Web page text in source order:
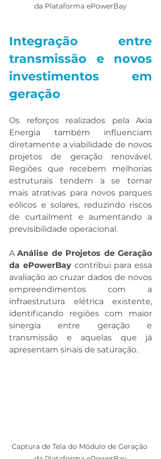
da Plataforma ePowerBay
Integração entre
transmissão e novos
investimentos em
geração
Os reforços realizados pela Axia
Energia também influenciam
diretamente a viabilidade de novos
projetos de geração renovável.
Regiões que recebem melhorias
estruturais tendem a se tornar
mais atrativas para novos parques
eólicos e solares, reduzindo riscos
de curtailment e aumentando a
previsibilidade operacional.
A Análise de Projetos de Geração
da ePowerBay contribui para essa
avaliação ao cruzar dados de novos
empreendimentos com a
infraestrutura elétrica existente,
identificando regiões com maior
sinergia entre geração e
transmissão e aquelas que já
apresentam sinais de saturação.
Captura de Tela do Módulo de Geração